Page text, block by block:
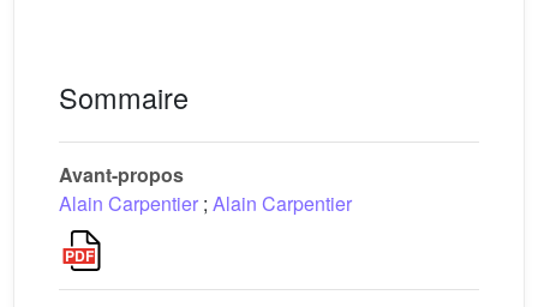
Sommaire
Avant-propos
Alain Carpentier ; Alain Carpentier